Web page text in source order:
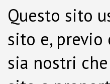
Questo sito
sito e, previo
sia nostri